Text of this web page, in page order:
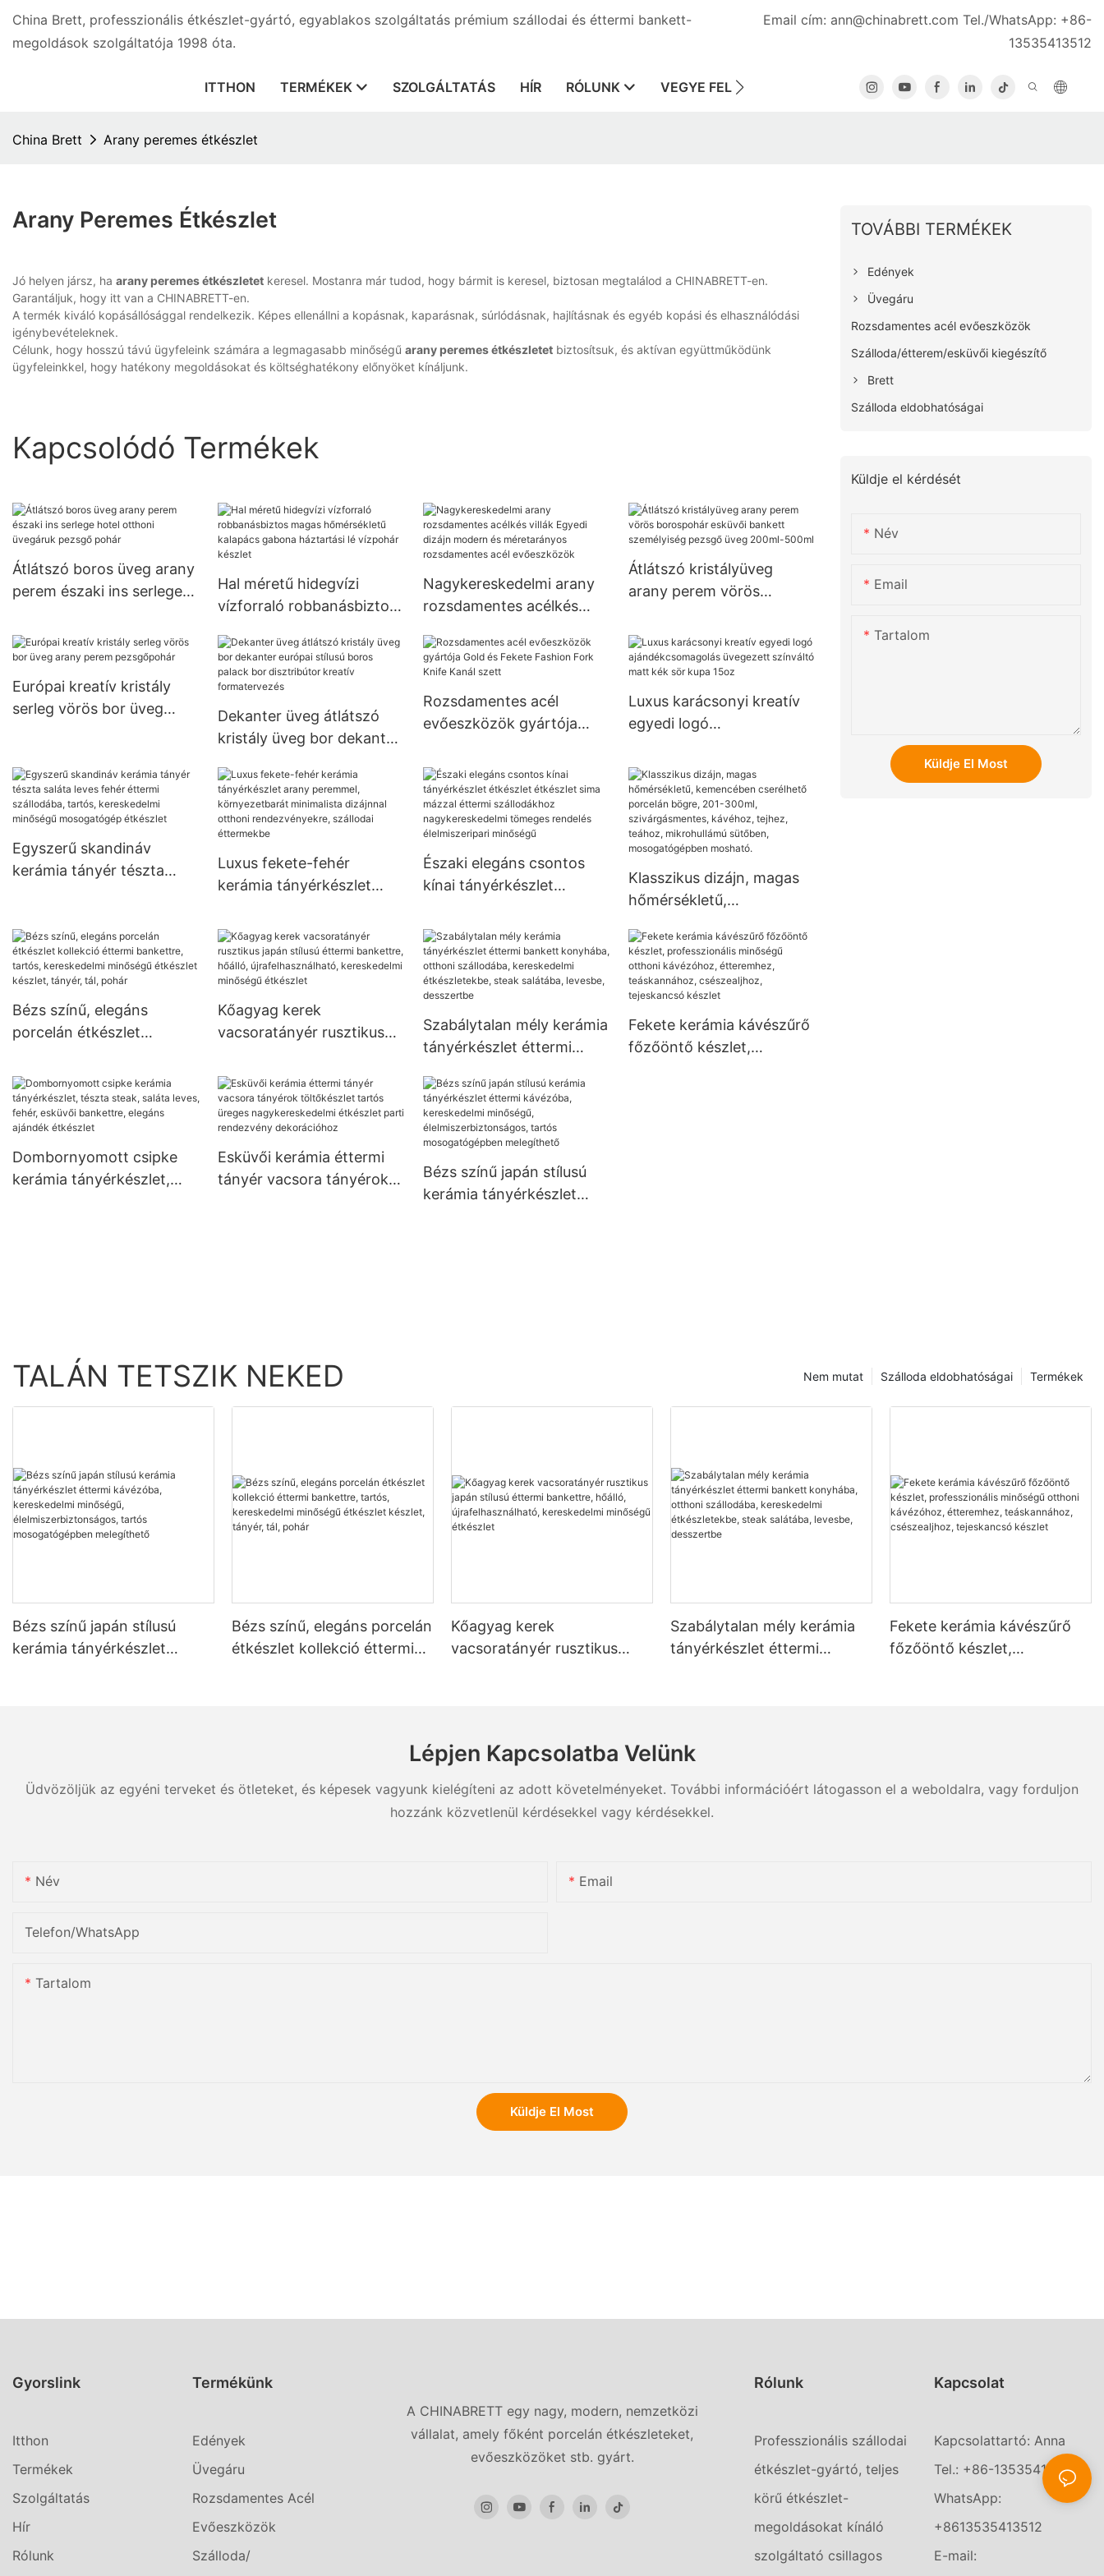
China Brett, professzionális étkészlet-gyártó, egyablakos szolgáltatás prémium szállodai és éttermi bankett-
megoldások szolgáltatója 1998 óta.
Email cím: ann@chinabrett.com Tel./WhatsApp: +86-
13535413512
ITTHON TERMÉKEK SZOLGÁLTATÁS HÍR RÓLUNK VEGYE FEL VELÜNK A KAPCSOLATOT
China Brett Arany peremes étkészlet
Arany Peremes Étkészlet
Jó helyen jársz, ha arany peremes étkészletet keresel. Mostanra már tudod, hogy bármit is keresel, biztosan megtalálod a CHINABRETT-en.
Garantáljuk, hogy itt van a CHINABRETT-en.
A termék kiváló kopásállósággal rendelkezik. Képes ellenállni a kopásnak, kaparásnak, súrlódásnak, hajlításnak és egyéb kopási és elhasználódási
igénybevételeknek.
Célunk, hogy hosszú távú ügyfeleink számára a legmagasabb minőségű arany peremes étkészletet biztosítsuk, és aktívan együttműködünk
ügyfeleinkkel, hogy hatékony megoldásokat és költséghatékony előnyöket kínáljunk.
Kapcsolódó Termékek
Átlátszó boros üveg arany
perem északi ins serlege
pezsgő pohár
Hal méretű hidegvízi
vízforraló robbanásbiztos
kalapács gabona
háztartási lé vízpohár
készlet
Nagykereskedelmi arany
rozsdamentes acélkés
modern és méretarányos
rozsdamentes acél
evőeszközök
Átlátszó kristályüveg
arany perem vörös
bankett személyiség
pezsgő üveg 200ml-500ml
Európai kreatív kristály
serleg vörös bor üveg
Dekanter üveg átlátszó
kristály üveg bor dekanter
palack bor disztribútor
kreatív formatervezés
Rozsdamentes acél
evőeszközök gyártója
Fork Knife Kanál szett
Luxus karácsonyi kreatív
egyedi logó
üvegezett színváltó matt
kék sör kupa 15oz
Egyszerű skandináv
kerámia tányér tészta
kereskedelmi minőségű
mosogatógép étkészlet
Luxus fekete-fehér
kerámia tányérkészlet
környezetbarát
minimalista dizájnnal
otthoni rendezvényekre,
Északi elegáns csontos
kínai tányérkészlet
mázzal éttermi
szállodákhoz
nagykereskedelmi
tömeges rendelés
élelmiszeripari minőségű
Klasszikus dizájn, magas
hőmérsékletű,
porcelán bögre, 201-
300ml, szivárgásmentes,
kávéhoz, tejhez, teához,
mosogatógépben
mosható.
Bézs színű, elegáns
porcelán étkészlet
bankettre, tartós,
kereskedelmi minőségű
étkészlet készlet, tányér,
Kőagyag kerek
vacsoratányér rusztikus
bankettre, hőálló,
újrafelhasználható,
kereskedelmi minőségű
Szabálytalan mély kerámia
tányérkészlet éttermi
szállodába, kereskedelmi
étkészletekbe, steak
salátába, levesbe,
Fekete kerámia kávészűrő
főzőöntő készlet,
Dombornyomott csipke
kerámia tányérkészlet,
Esküvői kerámia éttermi
tányér vacsora tányérok
Bézs színű japán stílusú
kerámia tányérkészlet
TOVÁBBI TERMÉKEK
Edények
Üvegáru
Rozsdamentes acél evőeszközök
Szálloda/étterem/esküvői kiegészítő
Brett
Szálloda eldobhatóságai
Küldje el kérdését
Név
Email
Tartalom
Küldje El Most
TALÁN TETSZIK NEKED Termékek
Szálloda eldobhatóságai
Nem mutat
Bézs színű japán stílusú
kerámia tányérkészlet
Bézs színű, elegáns porcelán
étkészlet kollekció éttermi
Kőagyag kerek
vacsoratányér rusztikus
étkészlet
Szabálytalan mély kerámia
tányérkészlet éttermi
desszertbe
Fekete kerámia kávészűrő
főzőöntő készlet,
Lépjen Kapcsolatba Velünk
Üdvözöljük az egyéni terveket és ötleteket, és képesek vagyunk kielégíteni az adott követelményeket. További információért látogasson el a weboldalra, vagy forduljon
hozzánk közvetlenül kérdésekkel vagy kérdésekkel.
Név Email
Telefon/WhatsApp
Tartalom
Küldje El Most
Gyorslink
Itthon
Termékek
Szolgáltatás
Hír
Rólunk
Termékünk
Edények
Üvegáru
Rozsdamentes Acél
Evőeszközök
Szálloda/
A CHINABRETT egy nagy, modern, nemzetközi
vállalat, amely főként porcelán étkészleteket,
evőeszközöket stb. gyárt.
Rólunk
Professzionális szállodai
étkészlet-gyártó, teljes
körű étkészlet-
megoldásokat kínáló
szolgáltató csillagos
Kapcsolat
Kapcsolattartó: Anna
Tel.: +86-13535413512
WhatsApp:
+8613535413512
E-mail: